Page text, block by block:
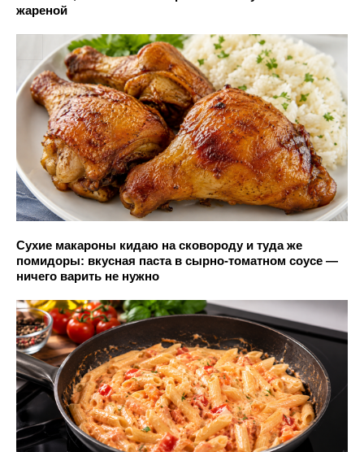
жареной
Сухие макароны кидаю на сковороду и туда же
помидоры: вкусная паста в сырно-томатном соусе —
ничего варить не нужно